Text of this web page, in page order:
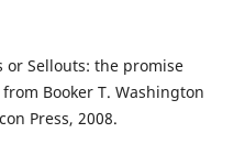
or Sellouts: the promise
Booker T. Washington
Press, 2008.